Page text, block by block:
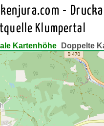
-
Klumpertal
Kartenhöhe Doppelte